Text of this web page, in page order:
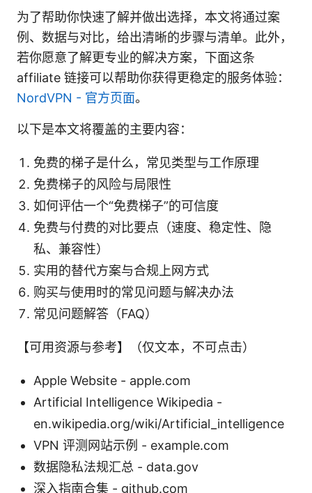
为了帮助你快速了解并做出选择，本文将通过案
例、数据与对比，给出清晰的步骤与清单。此外，
若你愿意了解更专业的解决方案，下面这条
affiliate 链接可以帮助你获得更稳定的服务体验：
NordVPN - 官方页面。
以下是本文将覆盖的主要内容：
免费的梯子是什么，常见类型与工作原理
免费梯子的风险与局限性
如何评估一个“免费梯子”的可信度
免费与付费的对比要点（速度、稳定性、隐
私、兼容性）
实用的替代方案与合规上网方式
购买与使用时的常见问题与解决办法
常见问题解答（FAQ）
【可用资源与参考】（仅文本，不可点击）
Apple Website - apple.com
Artificial Intelligence Wikipedia -
en.wikipedia.org/wiki/Artificial_intelligence
VPN 评测网站示例 - example.com
数据隐私法规汇总 - data.gov
深入指南合集 - github.com